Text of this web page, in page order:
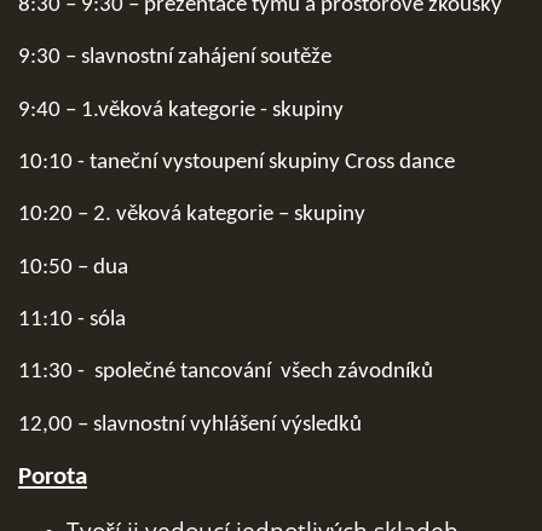
OSTATNÍ INFORMACE
mobil: +420 732 107 017
© 2026 eStránky.cz
8:30 – 9:30 – prezentace týmů a prostorové zkoušky
9:30 – slavnostní zahájení soutěže
9:40 – 1.věková kategorie - skupiny
10:10 - taneční vystoupení skupiny Cross dance
10:20 – 2. věková kategorie – skupiny
10:50 – dua
11:10 - sóla
11:30 - společné tancování všech závodníků
12,00 – slavnostní vyhlášení výsledků
Porota